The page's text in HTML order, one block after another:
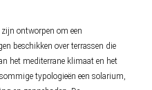
ontworpen om een
beschikken over terrassen die
het mediterrane klimaat en het
typologieën een solarium,